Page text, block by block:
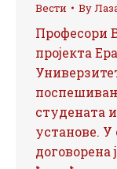
Вести By
Професори
пројекта
студената
установе. У
договорена